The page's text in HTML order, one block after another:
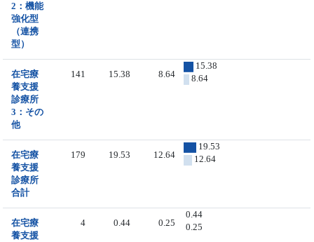
2：機能
強化型
（連携
型）
在宅療
養支援
診療所
3：その
他
141 15.38 8.64
15.38
8.64
在宅療
養支援
診療所
合計
179 19.53 12.64
19.53
12.64
在宅療
養支援
4 0.44 0.25
0.44
0.25